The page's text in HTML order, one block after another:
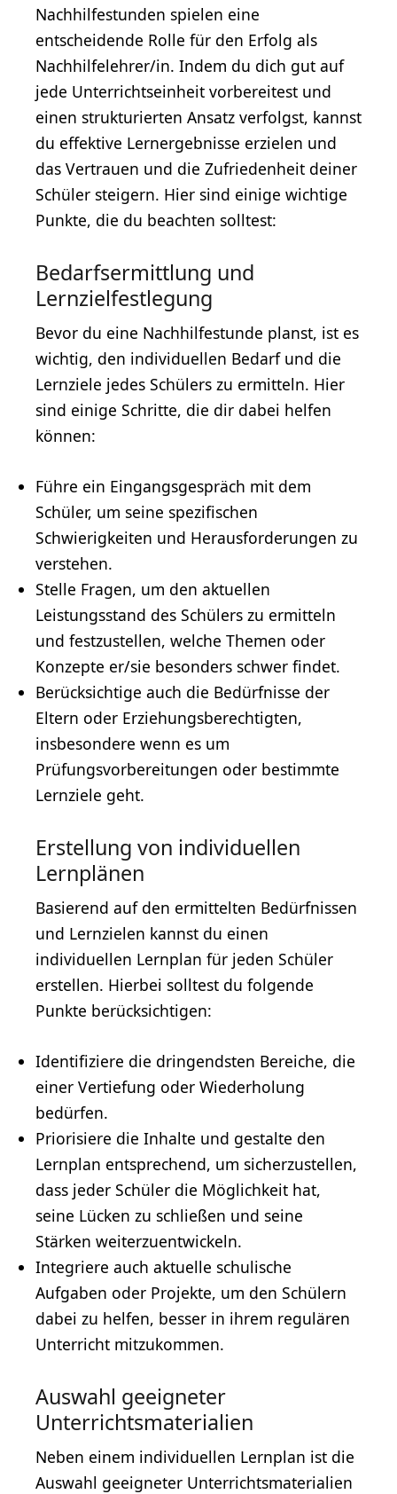
Nachhilfestunden spielen eine
entscheidende Rolle für den Erfolg als
Nachhilfelehrer/in. Indem du dich gut auf
jede Unterrichtseinheit vorbereitest und
einen strukturierten Ansatz verfolgst, kannst
du effektive Lernergebnisse erzielen und
das Vertrauen und die Zufriedenheit deiner
Schüler steigern. Hier sind einige wichtige
Punkte, die du beachten solltest:
Bedarfsermittlung und
Lernzielfestlegung
Bevor du eine Nachhilfestunde planst, ist es
wichtig, den individuellen Bedarf und die
Lernziele jedes Schülers zu ermitteln. Hier
sind einige Schritte, die dir dabei helfen
können:
Führe ein Eingangsgespräch mit dem
Schüler, um seine spezifischen
Schwierigkeiten und Herausforderungen zu
verstehen.
Stelle Fragen, um den aktuellen
Leistungsstand des Schülers zu ermitteln
und festzustellen, welche Themen oder
Konzepte er/sie besonders schwer findet.
Berücksichtige auch die Bedürfnisse der
Eltern oder Erziehungsberechtigten,
insbesondere wenn es um
Prüfungsvorbereitungen oder bestimmte
Lernziele geht.
Erstellung von individuellen
Lernplänen
Basierend auf den ermittelten Bedürfnissen
und Lernzielen kannst du einen
individuellen Lernplan für jeden Schüler
erstellen. Hierbei solltest du folgende
Punkte berücksichtigen:
Identifiziere die dringendsten Bereiche, die
einer Vertiefung oder Wiederholung
bedürfen.
Priorisiere die Inhalte und gestalte den
Lernplan entsprechend, um sicherzustellen,
dass jeder Schüler die Möglichkeit hat,
seine Lücken zu schließen und seine
Stärken weiterzuentwickeln.
Integriere auch aktuelle schulische
Aufgaben oder Projekte, um den Schülern
dabei zu helfen, besser in ihrem regulären
Unterricht mitzukommen.
Auswahl geeigneter
Unterrichtsmaterialien
Neben einem individuellen Lernplan ist die
Auswahl geeigneter Unterrichtsmaterialien